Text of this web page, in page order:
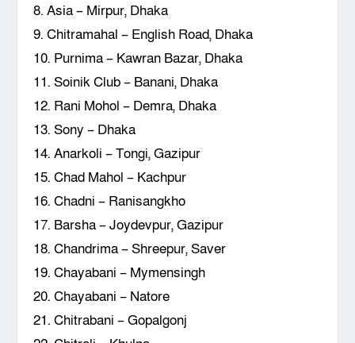
8. Asia – Mirpur, Dhaka
9. Chitramahal – English Road, Dhaka
10. Purnima – Kawran Bazar, Dhaka
11. Soinik Club – Banani, Dhaka
12. Rani Mohol – Demra, Dhaka
13. Sony – Dhaka
14. Anarkoli – Tongi, Gazipur
15. Chad Mahol – Kachpur
16. Chadni – Ranisangkho
17. Barsha – Joydevpur, Gazipur
18. Chandrima – Shreepur, Saver
19. Chayabani – Mymensingh
20. Chayabani – Natore
21. Chitrabani – Gopalgonj